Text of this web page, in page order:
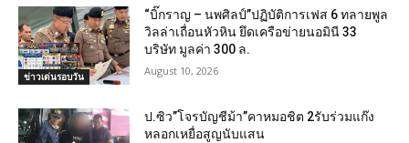
ข่าวเด่นรอบวัน
“บิ๊กราญ – นพศิลป์”ปฏิบัติการเฟส 6 ทลายพูล
วิลล่าเถื่อนหัวหิน ยึดเครือข่ายนอมินี 33
บริษัท มูลค่า 300 ล.
August 10, 2026
ป.ซิว”โจรบัญชีม้า”คาหมอชิต 2รับร่วมแก๊ง
หลอกเหยื่อสูญนับแสน